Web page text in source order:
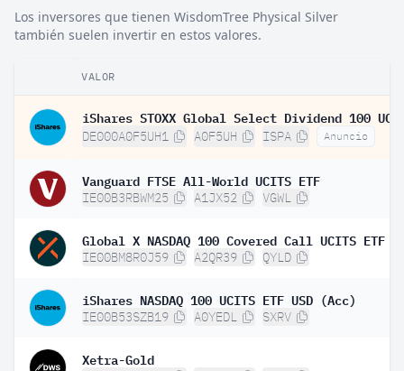
Los inversores que tienen WisdomTree Physical Silver
también suelen invertir en estos valores.
VALOR
DE000A0F5UH1 A0F5UH ISPA Anuncio
Vanguard FTSE All-World UCITS ETF
IE00B3RBWM25 A1JX52 VGWL
Global X NASDAQ 100 Covered Call UCITS ETF
IE00BM8R0J59 A2QR39 QYLD
iShares NASDAQ 100 UCITS ETF USD (Acc)
IE00B53SZB19 A0YEDL SXRV
Xetra-Gold